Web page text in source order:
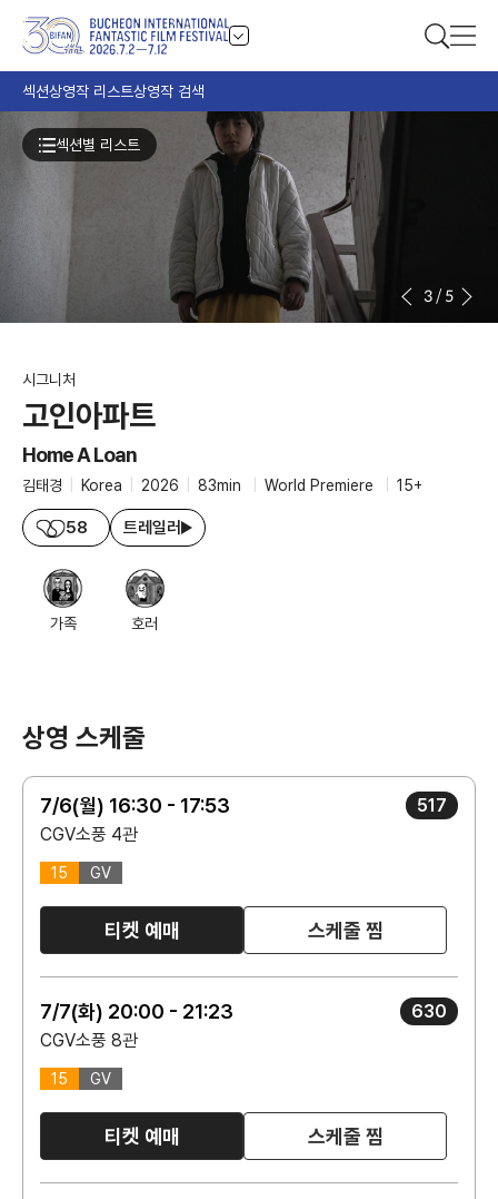
섹션상영작 리스트상영작 검색
3/5
시그니처
고인아파트
Home A Loan
김태경 Korea 2026 83min World Premiere 15+
58 트레일러
섹션별 리스트
가족 호러
상영 스케줄
7/6(월) 16:30 - 17:53
517
CGV소풍 4관
15 GV
티켓 예매 스케줄 찜
7/7(화) 20:00 - 21:23
630
CGV소풍 8관
15 GV
티켓 예매 스케줄 찜